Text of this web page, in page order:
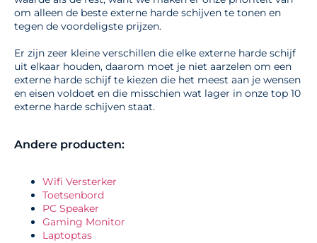
om alleen de beste externe harde schijven te tonen en
tegen de voordeligste prijzen.
Er zijn zeer kleine verschillen die elke externe harde schijf
uit elkaar houden, daarom moet je niet aarzelen om een
externe harde schijf te kiezen die het meest aan je wensen
en eisen voldoet en die misschien wat lager in onze top 10
externe harde schijven staat.
Andere producten:
Wifi Versterker
Toetsenbord
PC Speaker
Gaming Monitor
Laptoptas